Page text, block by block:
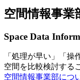
空間情報事業
Space Data
「処理が早い」「
空間を比較検討する
空間情報事業部につ